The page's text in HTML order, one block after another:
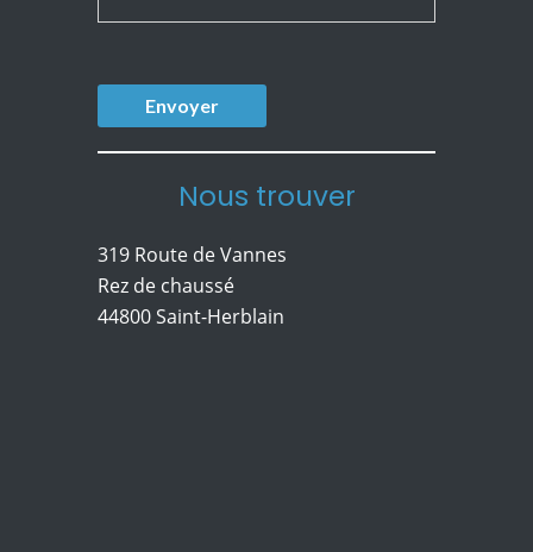
Nous trouver
319 Route de Vannes
Rez de chaussé
44800 Saint-Herblain